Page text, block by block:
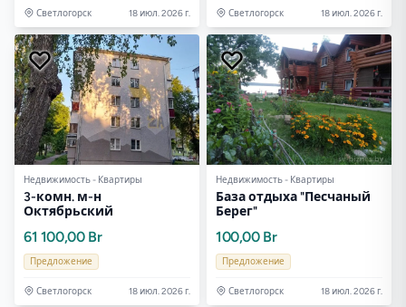
Светлогорск 18 июл. 2026 г. Светлогорск 18 июл. 2026 г.
Недвижимость - Квартиры
3-комн. м-н
Октябрьский
61 100,00 Br
Предложение
Светлогорск 18 июл. 2026 г.
Недвижимость - Квартиры
База отдыха "Песчаный
Берег"
100,00 Br
Предложение
Светлогорск 18 июл. 2026 г.